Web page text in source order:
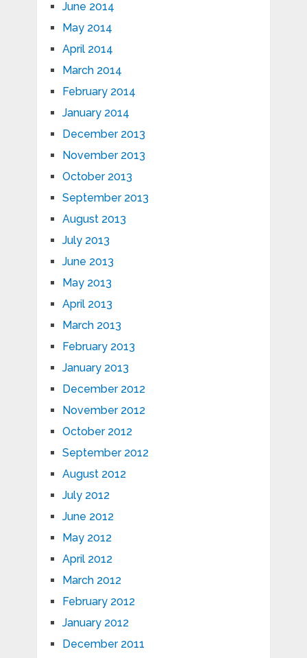
June 2014
May 2014
April 2014
March 2014
February 2014
January 2014
December 2013
November 2013
October 2013
September 2013
August 2013
July 2013
June 2013
May 2013
April 2013
March 2013
February 2013
January 2013
December 2012
November 2012
October 2012
September 2012
August 2012
July 2012
June 2012
May 2012
April 2012
March 2012
February 2012
January 2012
December 2011